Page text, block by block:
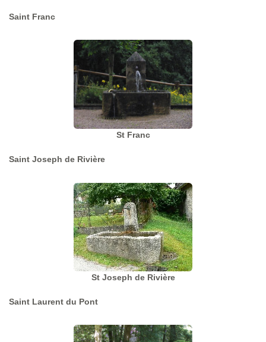
Saint Franc
St Franc
Saint Joseph de Rivière
St Joseph de Rivière
Saint Laurent du Pont